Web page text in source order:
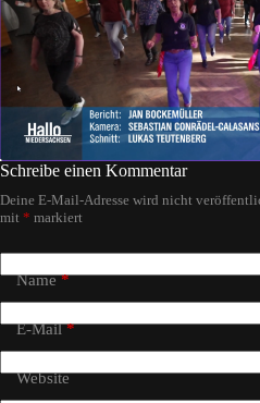
Schreibe einen Kommentar
Deine E-Mail-Adresse wird nicht
mit * markiert
Name*
E-Mail*
Website